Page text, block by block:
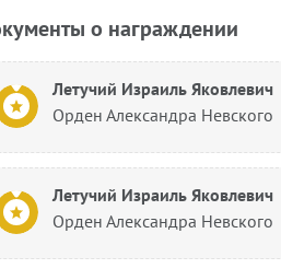
о награждении
Летучий Израиль Яковлевич
Орден Александра Невского
Летучий Израиль Яковлевич
Орден Александра Невского